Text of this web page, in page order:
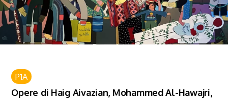
P1A
Opere di Haig Aivazian, Mohammed Al-Hawajri,